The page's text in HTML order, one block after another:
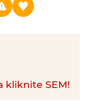
kliknite SEM!